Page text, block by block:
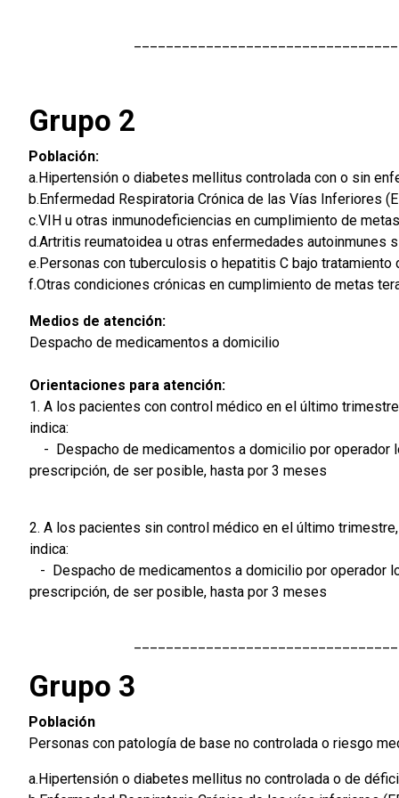
Grupo 2
Población:
a.Hipertensión o diabetes mellitus controlada con o sin
b.Enfermedad Respiratoria Crónica de las Vías Inferiores
c.VIH u otras inmunodeficiencias en cumplimiento de
d.Artritis reumatoidea u otras enfermedades autoinmunes
e.Personas con tuberculosis o hepatitis C bajo
f.Otras condiciones crónicas en cumplimiento de metas
Medios de atención:
Despacho de medicamentos a domicilio
Orientaciones para atención:
1. A los pacientes con control médico en el último
indica:
- Despacho de medicamentos a domicilio por operador
prescripción, de ser posible, hasta por 3 meses
2. A los pacientes sin control médico en el último
indica:
- Despacho de medicamentos a domicilio por operador
prescripción, de ser posible, hasta por 3 meses
Grupo 3
Población
Personas con patología de base no controlada o riesgo
a.Hipertensión o diabetes mellitus no controlada o de